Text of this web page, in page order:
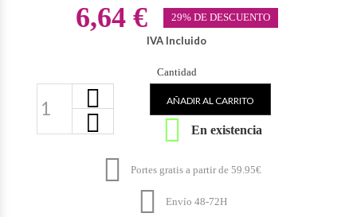
6,64 € 29% DE DESCUENTO
IVA Incluido
Cantidad
AÑADIR AL CARRITO
 En existencia
 Portes gratis a partir de 59.95€
 Envío 48-72H